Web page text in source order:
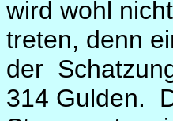
wird wohl
treten, denn
der
314 Gulden.